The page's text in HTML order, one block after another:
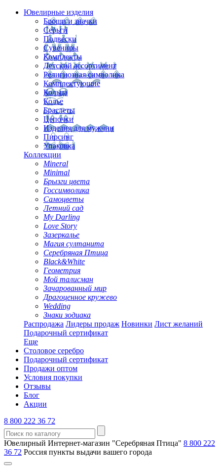
Ювелирные изделия
Броши и значки
Серьги
Подвески
Сувениры
Комплекты
Детский ассортимент
Религиозная символика
Комплектующие
Кольца
Колье
Браслеты
Цепочки
Изделия для мужчин
Пирсинг
Упаковка
Коллекции
Mineral
Minimal
Брызги цвета
Госсимволика
Самоцветы
Летний сад
My Darling
Love Story
Зазеркалье
Магия султанита
Серебряная Птица
Black&White
Геометрия
Мой талисман
Зачарованный мир
Драгоценное кружево
Wedding
Знаки зодиака
Распродажа Лидеры продаж Новинки Лист желаний
Подарочный сертификат
Еще
Столовое серебро
Подарочный сертификат
Продажи оптом
Условия покупки
Отзывы
Блог
Акции
8 800 222 36 72
Ювелирный Интернет-магазин "Серебряная Птица" 8 800 222
36 72 Россия пункты выдачи вашего города